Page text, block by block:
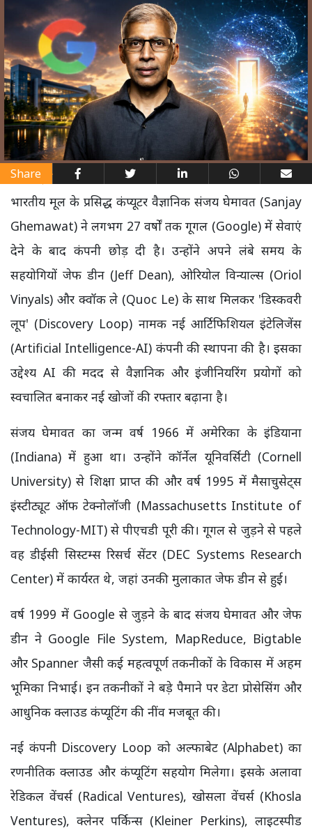
Share
भारतीय मूल के प्रसिद्ध कंप्यूटर वैज्ञानिक संजय घेमावत (Sanjay
Ghemawat) ने लगभग 27 वर्षों तक गूगल (Google) में सेवाएं
देने के बाद कंपनी छोड़ दी है। उन्होंने अपने लंबे समय के
सहयोगियों जेफ डीन (Jeff Dean), ओरियोल विन्याल्स (Oriol
Vinyals) और क्वॉक ले (Quoc Le) के साथ मिलकर 'डिस्कवरी
लूप' (Discovery Loop) नामक नई आर्टिफिशियल इंटेलिजेंस
(Artificial Intelligence-AI) कंपनी की स्थापना की है। इसका
उद्देश्य AI की मदद से वैज्ञानिक और इंजीनियरिंग प्रयोगों को
स्वचालित बनाकर नई खोजों की रफ्तार बढ़ाना है।
संजय घेमावत का जन्म वर्ष 1966 में अमेरिका के इंडियाना
(Indiana) में हुआ था। उन्होंने कॉर्नेल यूनिवर्सिटी (Cornell
University) से शिक्षा प्राप्त की और वर्ष 1995 में मैसाचुसेट्स
इंस्टीट्यूट ऑफ टेक्नोलॉजी (Massachusetts Institute of
Technology-MIT) से पीएचडी पूरी की। गूगल से जुड़ने से पहले
वह डीईसी सिस्टम्स रिसर्च सेंटर (DEC Systems Research
Center) में कार्यरत थे, जहां उनकी मुलाकात जेफ डीन से हुई।
वर्ष 1999 में Google से जुड़ने के बाद संजय घेमावत और जेफ
डीन ने Google File System, MapReduce, Bigtable
और Spanner जैसी कई महत्वपूर्ण तकनीकों के विकास में अहम
भूमिका निभाई। इन तकनीकों ने बड़े पैमाने पर डेटा प्रोसेसिंग और
आधुनिक क्लाउड कंप्यूटिंग की नींव मजबूत की।
नई कंपनी Discovery Loop को अल्फाबेट (Alphabet) का
रणनीतिक क्लाउड और कंप्यूटिंग सहयोग मिलेगा। इसके अलावा
रेडिकल वेंचर्स (Radical Ventures), खोसला वेंचर्स (Khosla
Ventures), क्लेनर पर्किन्स (Kleiner Perkins), लाइटस्पीड